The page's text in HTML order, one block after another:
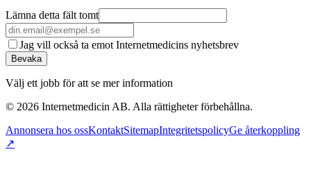
Lämna detta fält tomt
Jag vill också ta emot Internetmedicins nyhetsbrev
Bevaka
Välj ett jobb för att se mer information
© 2026 Internetmedicin AB. Alla rättigheter förbehållna.
Annonsera hos ossKontaktSitemapIntegritetspolicyGe återkoppling
↗